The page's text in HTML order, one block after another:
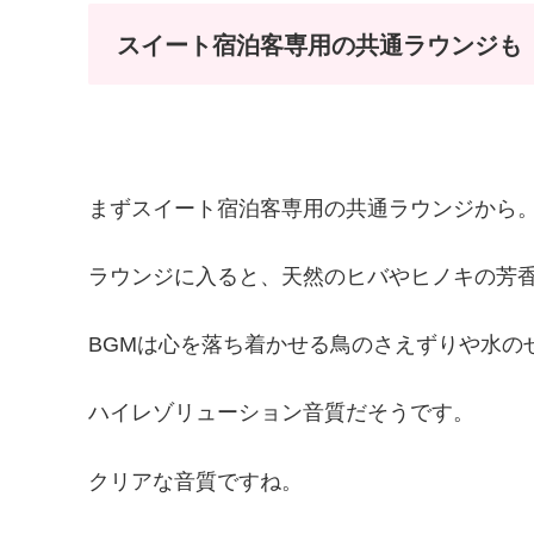
スイート宿泊客専用の共通ラウンジも
まずスイート宿泊客専用の共通ラウンジから。
ラウンジに入ると、天然のヒバやヒノキの芳香
BGMは心を落ち着かせる鳥のさえずりや水の
ハイレゾリューション音質だそうです。
クリアな音質ですね。